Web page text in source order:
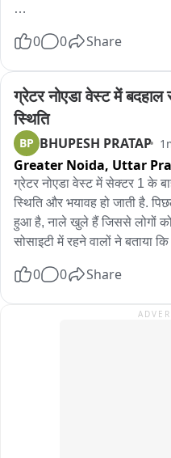
हिलाकर रख दिया... अब पुलिस
0 0 Share
ग्रेटर नोएडा वेस्ट में
स्थिति
BP BHUPESH PRATAP
Greater Noida, Uttar
ग्रेटर नोएडा वेस्ट में सेक्टर 1 के
स्थिति और भयावह हो जाती है.
हुआ है, नाले खुले हैं जिससे लोगों को
सोसाइटी में रहने वालों ने बताया
बाहर निकलते समय हालत झुग्गी
सड़क पर गहरे गड्ढे हैं और बारिश में
0 0 Share